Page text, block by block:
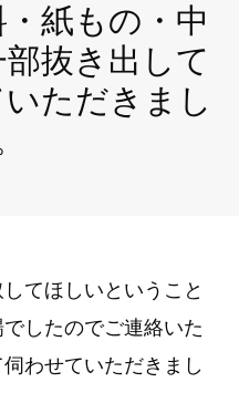
紙もの・中
抜き出して
ただきまし
てほしいということ
したのでご連絡いた
わせていただきまし